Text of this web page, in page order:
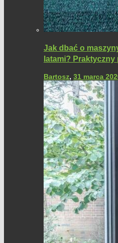
Jak dbać o
latami?
Bartosz, 31 marca